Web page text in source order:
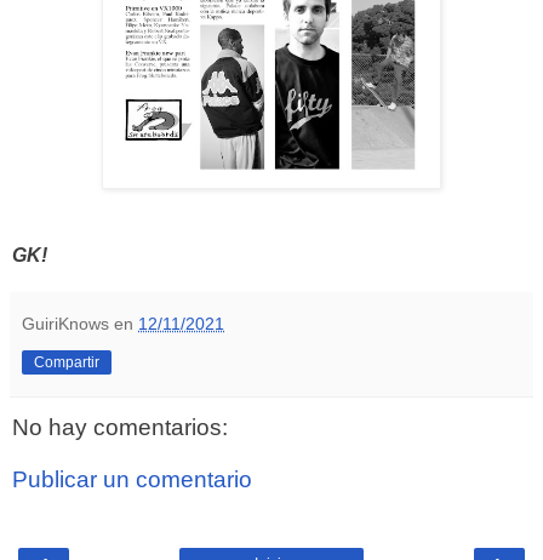
GK!
GuiriKnows en 12/11/2021
Compartir
No hay comentarios:
Publicar un comentario